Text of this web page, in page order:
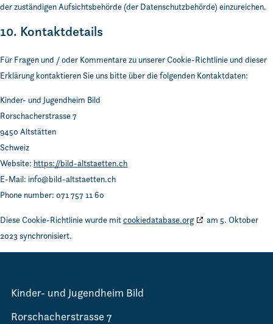
der zuständigen Aufsichtsbehörde (der Datenschutzbehörde) einzureichen.
10. Kontaktdetails
Für Fragen und / oder Kommentare zu unserer Cookie-Richtlinie und dieser
Erklärung kontaktieren Sie uns bitte über die folgenden Kontaktdaten:
Kinder- und Jugendheim Bild
Rorschacherstrasse 7
9450 Altstätten
Schweiz
Website: https://bild-altstaetten.ch
E-Mail: info@bild-altstaetten.ch
Phone number: 071 757 11 60
Diese Cookie-Richtlinie wurde mitcookiedatabase.org
am 5. Oktober
2023 synchronisiert.
Kinder- und Jugendheim Bild
Rorschacherstrasse 7